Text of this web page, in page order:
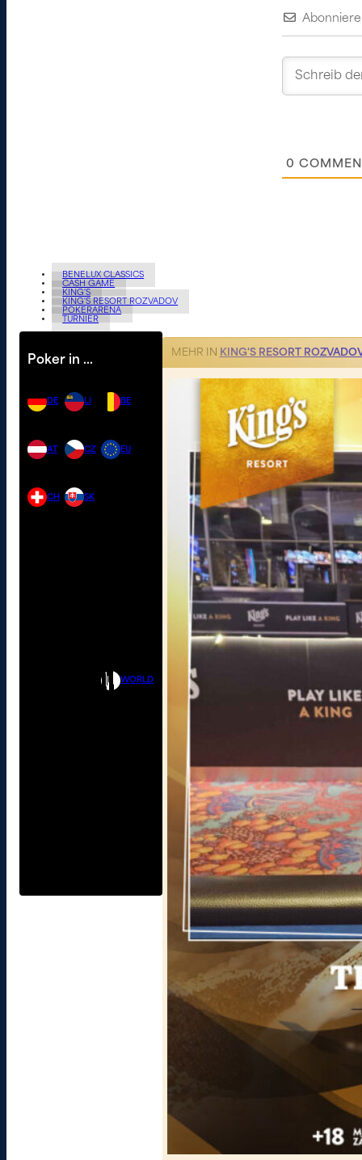
0
BENELUX CLASSICS
CASH GAME
KING'S
KING'S RESORT ROZVADOV
POKERARENA
TURNIER
Poker in …
DE
AT
CH
LI
CZ
SK
BE
EU
WORLD
MEHR IN KING'S RESORT